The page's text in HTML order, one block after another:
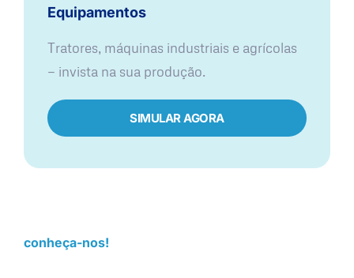
Equipamentos
Tratores, máquinas industriais e agrícolas
— invista na sua produção.
SIMULAR AGORA
conheça-nos!